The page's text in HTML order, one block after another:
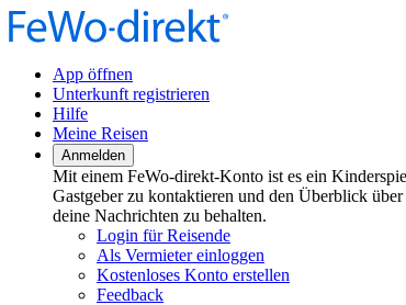
App öffnen
Unterkunft registrieren
Hilfe
Meine Reisen
Anmelden
Mit einem FeWo-direkt-Konto ist es ein
Gastgeber zu kontaktieren und den Überblick über
deine Nachrichten zu behalten.
Login für Reisende
Als Vermieter einloggen
Kostenloses Konto erstellen
Feedback